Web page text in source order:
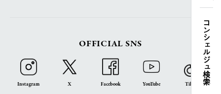
コンシェルジュ検索
OFFICIAL SNS
Instagram X Facebook YouTube TikTok